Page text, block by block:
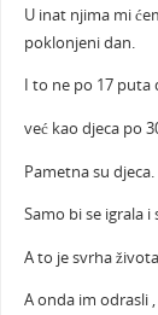
U inat njima mi
poklonjeni dan.
I to ne po 17 puta
već kao djeca po
Pametna su djeca.
Samo bi se igrala i
A to je svrha
A onda im odrasli